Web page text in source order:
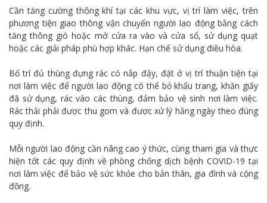
Cần tăng cường thông khí tại các khu vực, vị trí làm việc, trên
phương tiện giao thông vận chuyển người lao động bằng cách
tăng thông gió hoặc mở cửa ra vào và cửa sổ, sử dụng quạt
hoặc các giải pháp phù hợp khác. Hạn chế sử dụng điều hòa.
Bố trí đủ thùng đựng rác có nắp đậy, đặt ở vị trí thuận tiện tại
nơi làm việc để người lao động có thể bỏ khẩu trang, khăn giấy
đã sử dụng, rác vào các thùng, đảm bảo vệ sinh nơi làm việc.
Rác thải phải được thu gom và được xử lý hằng ngày theo đúng
quy định.
Mỗi người lao động cần nâng cao ý thức, cùng tham gia và thực
hiện tốt các quy định về phòng chống dịch bệnh COVID-19 tại
nơi làm việc để bảo vệ sức khỏe cho bản thân, gia đình và cộng
đồng.